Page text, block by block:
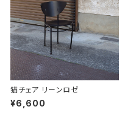
猫チェア リーンロゼ
¥6,600